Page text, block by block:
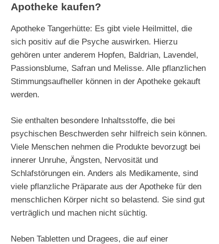
Apotheke kaufen?
Apotheke Tangerhütte: Es gibt viele Heilmittel, die
sich positiv auf die Psyche auswirken. Hierzu
gehören unter anderem Hopfen, Baldrian, Lavendel,
Passionsblume, Safran und Melisse. Alle pflanzlichen
Stimmungsaufheller können in der Apotheke gekauft
werden.
Sie enthalten besondere Inhaltsstoffe, die bei
psychischen Beschwerden sehr hilfreich sein können.
Viele Menschen nehmen die Produkte bevorzugt bei
innerer Unruhe, Ängsten, Nervosität und
Schlafstörungen ein. Anders als Medikamente, sind
viele pflanzliche Präparate aus der Apotheke für den
menschlichen Körper nicht so belastend. Sie sind gut
verträglich und machen nicht süchtig.
Neben Tabletten und Dragees, die auf einer